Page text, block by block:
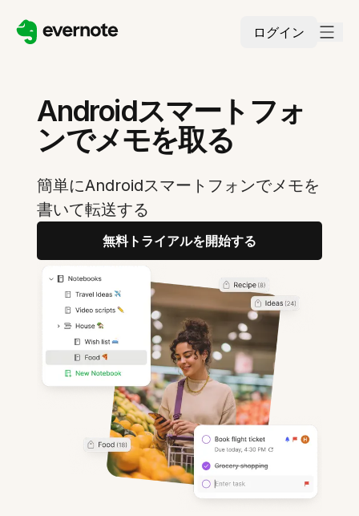
ログイン
Androidスマートフォ
ンでメモを取る
簡単にAndroidスマートフォンでメモを
書いて転送する
無料トライアルを開始する